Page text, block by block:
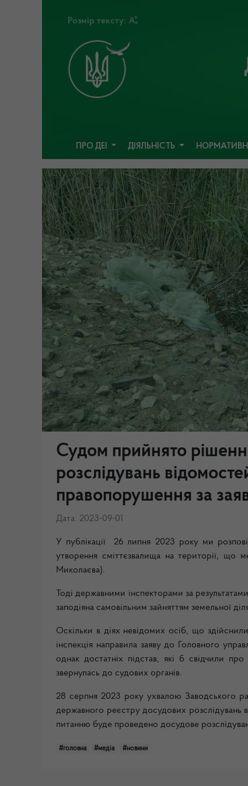
Розмір тексту:
ПРО ДЕІ ДІЯЛЬНІСТЬ
Судом прийнято
розслідувань
правопорушення за
Дата: 2023-09-01
У публікації 26 липня 2023 року ми
утворення сміттєзвалища на території, що
Миколаєва).
Тоді державними інспекторами за
заподіяна самовільним зайняттям земельної
Оскільки в діях невідомих осіб, що
інспекція направила заяву до Головного
однак достатніх підстав, які б свідчили
звернулась до судових органів.
28 серпня 2023 року ухвалою Заводського
державного реєстру досудових
питанню буде проведено досудове
#головна #медіа #новини